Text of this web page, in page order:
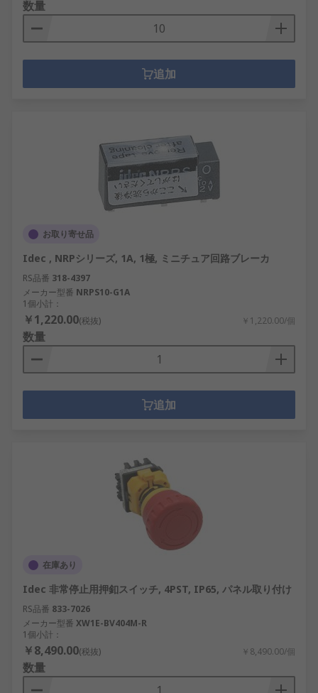
数量
追加
お取り寄せ品
Idec , NRPシリーズ, 1A, 1極, ミニチュア回路ブレーカ
RS品番 318-4397
メーカー型番 NRPS10-G1A
1個小計：
￥1,220.00(税抜) ￥1,220.00/個
数量
追加
在庫あり
Idec 非常停止用押釦スイッチ, 4PST, IP65, パネル取り付け
RS品番 833-7026
メーカー型番 XW1E-BV404M-R
1個小計：
￥8,490.00(税抜) ￥8,490.00/個
数量